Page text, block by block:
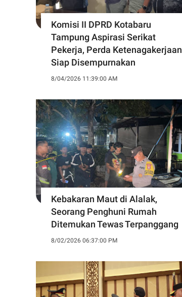
Komisi II DPRD Kotabaru
Tampung Aspirasi Serikat
Pekerja, Perda Ketenagakerjaan
Siap Disempurnakan
8/04/2026 11:39:00 AM
Kebakaran Maut di Alalak,
Seorang Penghuni Rumah
Ditemukan Tewas Terpanggang
8/02/2026 06:37:00 PM